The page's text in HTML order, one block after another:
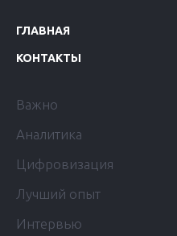
ГЛАВНАЯ
КОНТАКТЫ
Важно
Аналитика
Цифровизация
Лучший опыт
Интервью